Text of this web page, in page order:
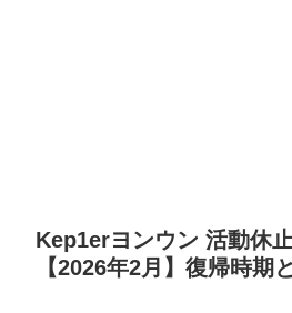
Kep1erヨンウン 活動休
【2026年2月】復帰時期